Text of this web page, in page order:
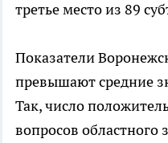
третье место из 89
Показатели
превышают средние
Так, число
вопросов областного